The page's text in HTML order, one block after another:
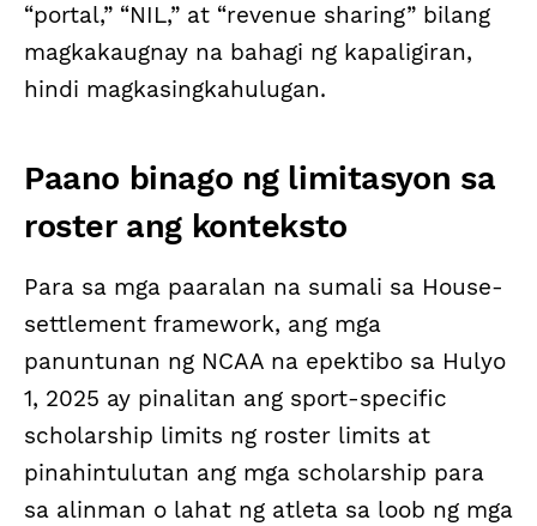
“portal,” “NIL,” at “revenue sharing” bilang
magkakaugnay na bahagi ng kapaligiran,
hindi magkasingkahulugan.
Paano binago ng limitasyon sa
roster ang konteksto
Para sa mga paaralan na sumali sa House-
settlement framework, ang mga
panuntunan ng NCAA na epektibo sa Hulyo
1, 2025 ay pinalitan ang sport-specific
scholarship limits ng roster limits at
pinahintulutan ang mga scholarship para
sa alinman o lahat ng atleta sa loob ng mga